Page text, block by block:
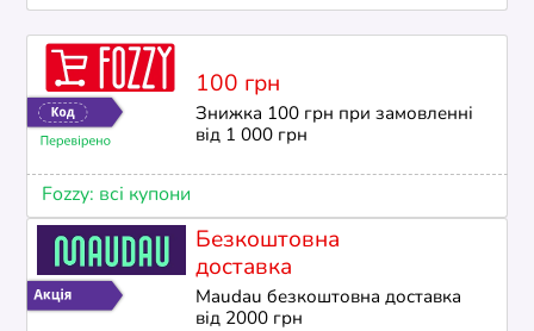
100 грн
Знижка 100 грн при замовленні
від 1 000 грн
Fozzy: всі купони
Безкоштовна
доставка
Maudau безкоштовна доставка
від 2000 грн